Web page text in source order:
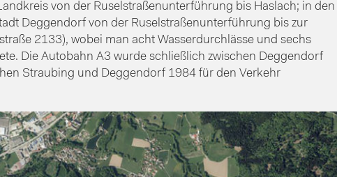
von der Ruselstraßenunterführung bis Haslach; in den
Deggendorf von der Ruselstraßenunterführung bis zur
2133), wobei man acht Wasserdurchlässe und sechs
Die Autobahn A3 wurde schließlich zwischen Deggendorf
Straubing und Deggendorf 1984 für den Verkehr